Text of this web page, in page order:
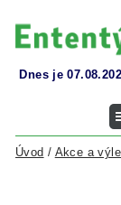
Dnes je
Úvod / Akce a